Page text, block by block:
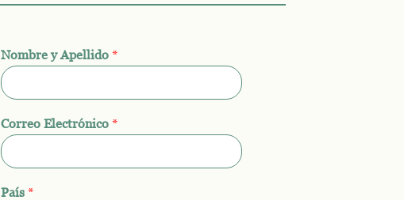
Nombre y Apellido*
Correo Electrónico*
País*